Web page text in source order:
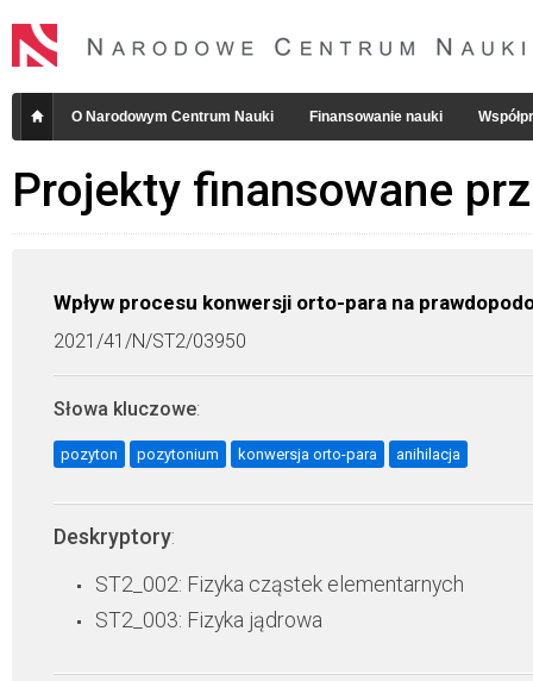
O Narodowym Centrum Nauki Finansowanie nauki
Projekty finansowane
Wpływ procesu konwersji orto-para na
2021/41/N/ST2/03950
Słowa kluczowe:
pozyton pozytonium konwersja orto-para anihilacja
Deskryptory:
ST2_002: Fizyka cząstek elementarnych
ST2_003: Fizyka jądrowa